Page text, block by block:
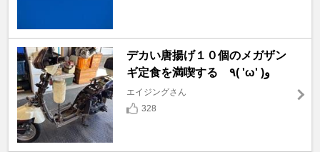
デカい唐揚げ１０個のメガザン
ギ定食を満喫する ٩( 'ω' )و
エイジングさん
328